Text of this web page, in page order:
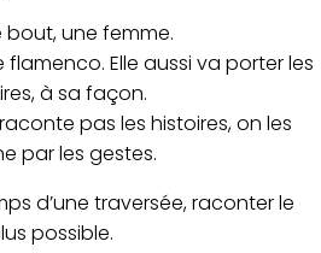
bout, une femme.
flamenco. Elle aussi va porter les
à sa façon.
pas les histoires, on les
par les gestes.
d’une traversée, raconter le
possible.